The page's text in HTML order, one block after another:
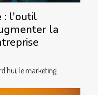
: l'outil
la
le marketing